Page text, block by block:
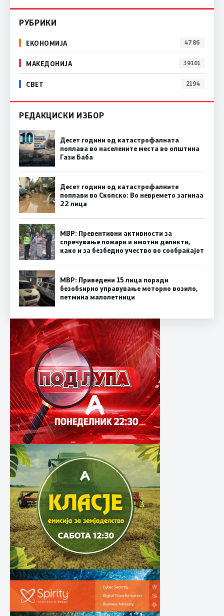
РУБРИКИ
ЕКОНОМИЈА 4786
МАКЕДОНИЈА 39101
СВЕТ 2194
РЕДАКЦИСКИ ИЗБОР
Десет години од катастрофалната
поплава во населените места во општина
Гази Баба
Десет години од катастрофалните
поплави во Скопско: Во невремето загинаа
22 лица
МВР: Превентивни активности за
спречување пожари и имотни деликти,
како и за безбедно учество во сообраќајот
МВР: Приведени 15 лица поради
безобѕирно управување моторно возило,
петмина малолетници